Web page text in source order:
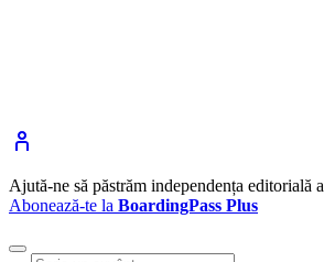
Ajută-ne să păstrăm independența editorială a
Abonează-te la BoardingPass Plus